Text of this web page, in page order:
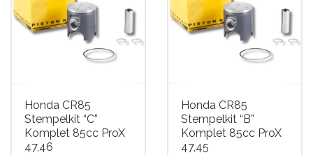
Honda CR85
Stempelkit “C”
Komplet 85cc ProX
47,46
Honda CR85
Stempelkit “B”
Komplet 85cc ProX
47,45